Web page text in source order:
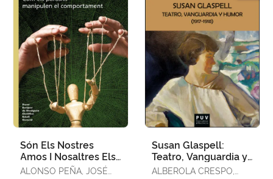
Són Els Nostres
Amos I Nosaltres Els
Seus Esclaus
ALONSO PEÑA, JOSÉ
Susan Glaspell:
Teatro, Vanguardia y
Humor (1917-1918)
ALBEROLA CRESPO,